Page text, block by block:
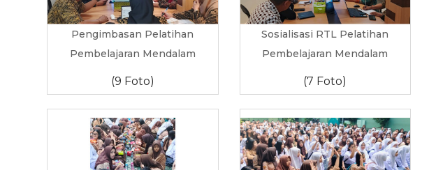
Pengimbasan Pelatihan
Pembelajaran Mendalam
(9 Foto)
Sosialisasi RTL Pelatihan
Pembelajaran Mendalam
(7 Foto)